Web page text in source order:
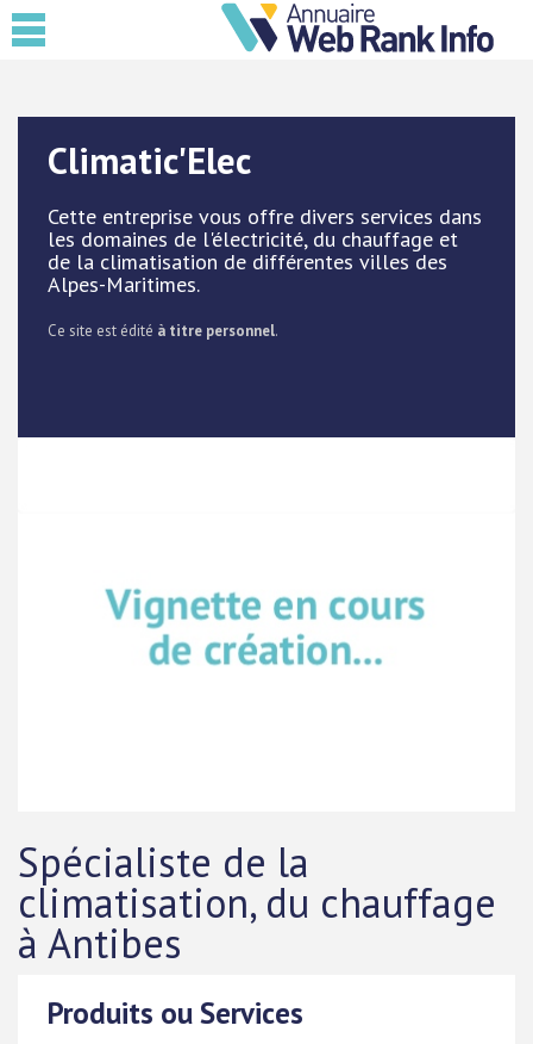
Climatic'Elec
Cette entreprise vous offre divers services dans
les domaines de l'électricité, du chauffage et
de la climatisation de différentes villes des
Alpes-Maritimes.
Ce site est édité à titre personnel.
Spécialiste de la
climatisation, du chauffage
à Antibes
Produits ou Services